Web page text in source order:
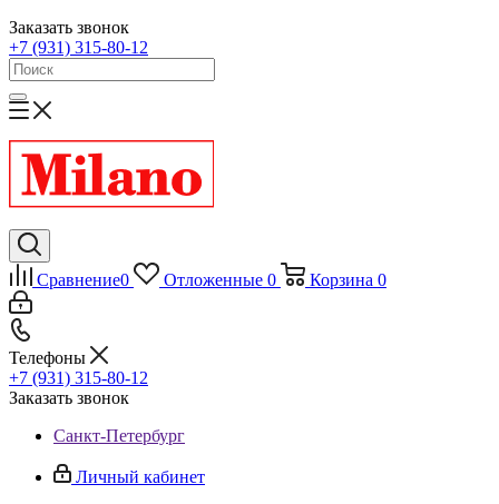
Заказать звонок
+7 (931) 315-80-12
Сравнение0 Отложенные 0 Корзина 0
Телефоны
+7 (931) 315-80-12
Заказать звонок
Санкт-Петербург
Личный кабинет